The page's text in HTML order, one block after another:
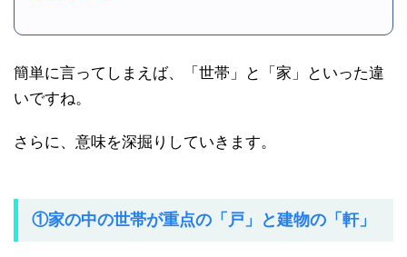
簡単に言ってしまえば、「世帯」と「家」といった違
いですね。
さらに、意味を深掘りしていきます。
①家の中の世帯が重点の「戸」と建物の「軒」